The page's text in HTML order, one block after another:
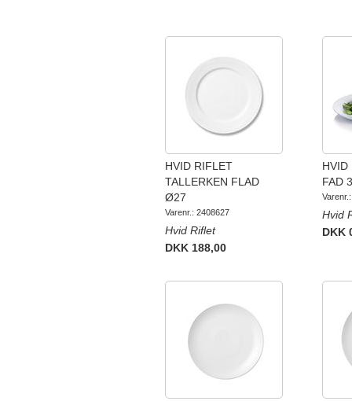
HVID RIFLET
TALLERKEN FLAD
Ø27
Varenr.: 2408627
Hvid Riflet
DKK 188,00
HVID
FAD
Hvid
DKK